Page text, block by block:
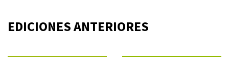
EDICIONES ANTERIORES